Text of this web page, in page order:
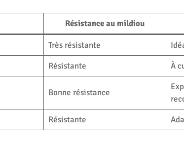
Résistance au mildiou
Très résistante
Résistante À
Bonne résistance
Résistante